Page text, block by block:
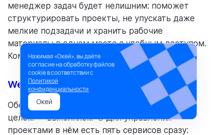
менеджер задач будет нелишним: поможет
структурировать проекты, не упускать даже
мелкие подзадачи и хранить рабочие
материалы в одном месте с удобным доступом.
Командам такой вообще необходим 😉
Weeek
Обещали рассказать подробнее о Weeek в
целом — выполняем 🫡 Для управления
проектами в нём есть пять сервисов сразу:
Нажимая «Окей», вы даёте
согласие на обработку файлов
cookie в соответствии с
Политикой
конфиденциальности
Окей